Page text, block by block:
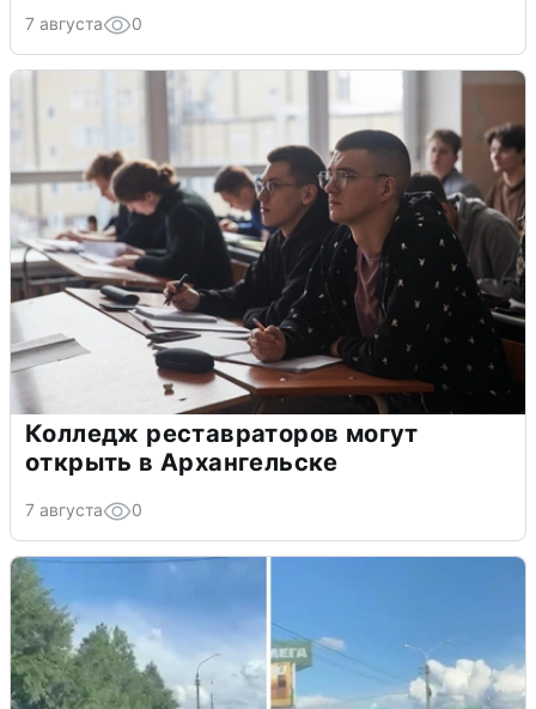
7 августа 0
Колледж реставраторов могут
открыть в Архангельске
7 августа 0